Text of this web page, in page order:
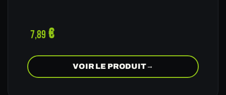
7,89 €
VOIR LE PRODUIT→